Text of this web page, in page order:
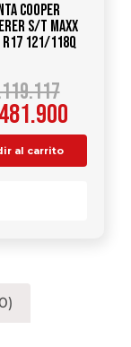
COOPER
S/T Maxx
121/118Q
al carrito